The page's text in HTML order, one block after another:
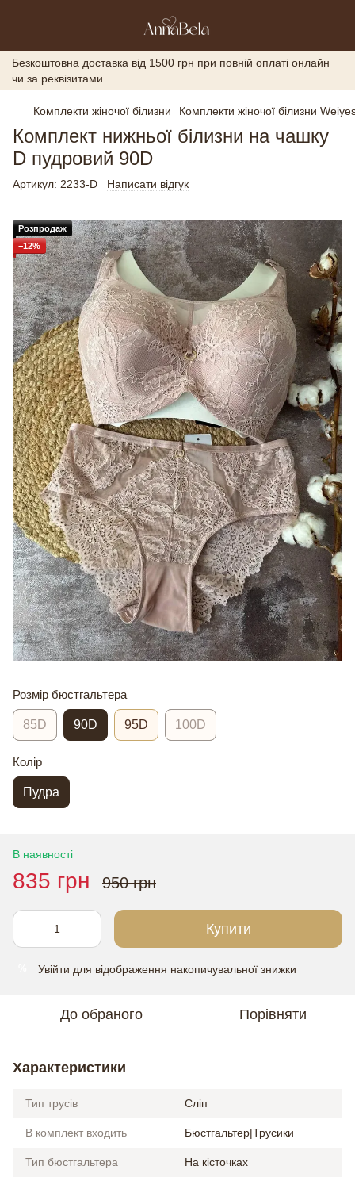
Безкоштовна доставка від 1500 грн при повній оплаті онлайн
чи за реквізитами
Комплекти жіночої білизни Комплекти жіночої білизни
Комплект нижньої білизни на чашку
D пудровий 90D
Артикул: 2233-D Написати відгук
Розпродаж
−12%
Розмір бюстгальтера
85D 90D 95D 100D
Колір
Пудра
В наявності
835 грн 950 грн
Купити
Увійти для відображення накопичувальної знижки
До обраного Порівняти
Характеристики
Тип трусів Сліп
В комплект входить Бюстгальтер|Трусики
Тип бюстгальтера На кісточках